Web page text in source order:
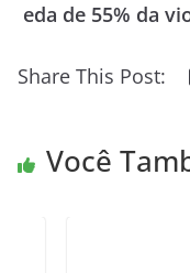
eda de 55% da
Share This Post:
Você